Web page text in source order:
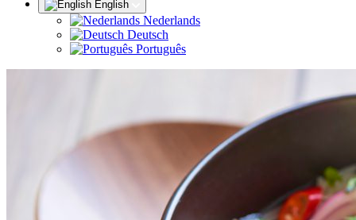
English
Nederlands
Deutsch
Português